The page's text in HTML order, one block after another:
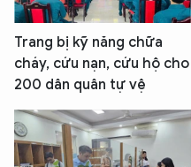
Trang bị kỹ năng chữa
cháy, cứu nạn, cứu hộ cho
200 dân quân tự vệ